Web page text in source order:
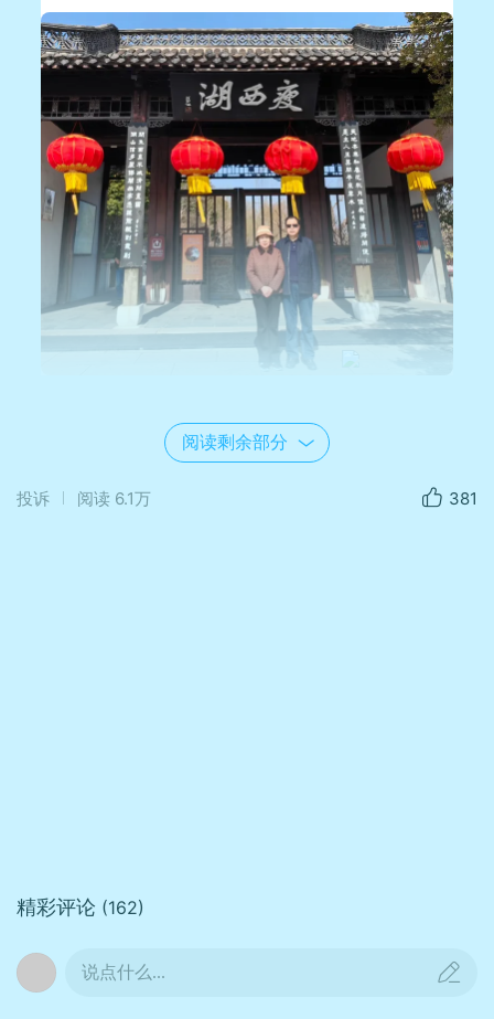
柳。虽非三月烟柳，寒枝间已孕新
阅读剩余部分
投诉 阅读 6.1万 381
精彩评论 (162)
说点什么...